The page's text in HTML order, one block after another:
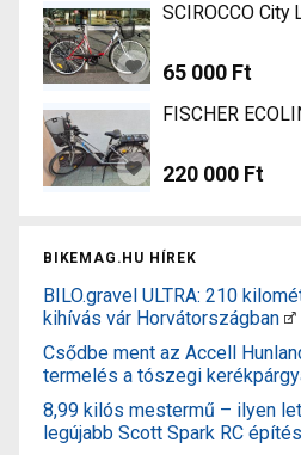
SCIROCCO
65 000 Ft
FISCHER
220 000 Ft
BIKEMAG.HU HÍREK
BILO.gravel ULTRA: 210
kihívás vár Horvátországban
Csődbe ment az Accell
termelés a tószegi
8,99 kilós mestermű – ilyen
legújabb Scott Spark RC